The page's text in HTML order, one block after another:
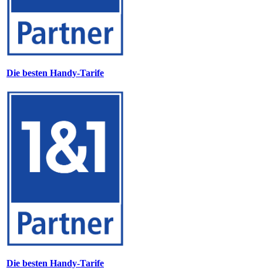
Die besten Handy-Tarife
Die besten Handy-Tarife